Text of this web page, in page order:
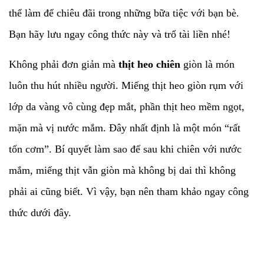
thể làm để chiêu đãi trong những bữa tiệc với bạn bè.
Bạn hãy lưu ngay công thức này và trổ tài liền nhé!
Không phải đơn giản mà thịt heo chiên giòn là món
luôn thu hút nhiều người. Miếng thịt heo giòn rụm với
lớp da vàng vô cùng đẹp mắt, phần thịt heo mềm ngọt,
mặn mà vị nước mắm. Đây nhất định là một món “rất
tốn cơm”. Bí quyết làm sao để sau khi chiên với nước
mắm, miếng thịt vẫn giòn mà không bị dai thì không
phải ai cũng biết. Vì vậy, bạn nên tham khảo ngay công
thức dưới đây.